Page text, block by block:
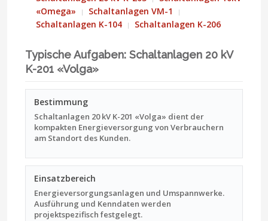
«Omega»
Schaltanlagen VM-1
Schaltanlagen K-104
Schaltanlagen K-206
Typische Aufgaben: Schaltanlagen 20 kV
K-201 «Volga»
Bestimmung
Schaltanlagen 20 kV K-201 «Volga» dient der
kompakten Energieversorgung von Verbrauchern
am Standort des Kunden.
Einsatzbereich
Energieversorgungsanlagen und Umspannwerke.
Ausführung und Kenndaten werden
projektspezifisch festgelegt.